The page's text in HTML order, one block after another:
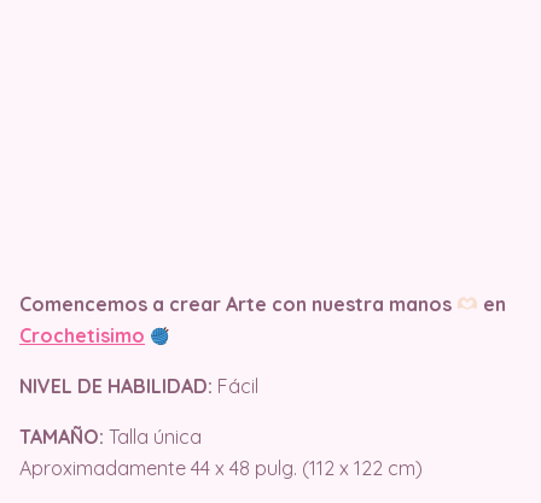
Comencemos a crear Arte con nuestra manos
en
Crochetisimo
NIVEL DE HABILIDAD: Fácil
TAMAÑO: Talla única
Aproximadamente 44 x 48 pulg. (112 x 122 cm)